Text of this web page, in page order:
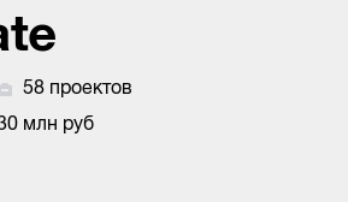
58 проектов
млн руб